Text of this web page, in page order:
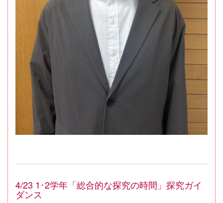
4/23 1･2学年「総合的な探究の時間」探究ガイ
ダンス